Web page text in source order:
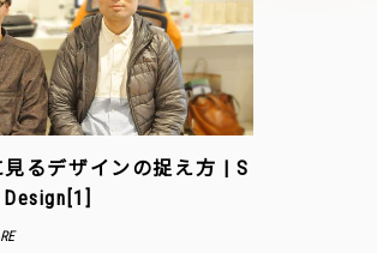
るデザインの捉え方 | S